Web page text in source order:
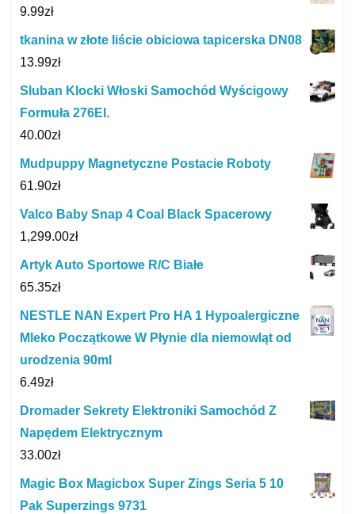
9.99zł
tkanina w złote liście obiciowa tapicerska DN08
13.99zł
Sluban Klocki Włoski Samochód Wyścigowy
Formuła 276El.
40.00zł
Mudpuppy Magnetyczne Postacie Roboty
61.90zł
Valco Baby Snap 4 Coal Black Spacerowy
1,299.00zł
Artyk Auto Sportowe R/C Białe
65.35zł
NESTLE NAN Expert Pro HA 1 Hypoalergiczne
Mleko Początkowe W Płynie dla niemowląt od
urodzenia 90ml
6.49zł
Dromader Sekrety Elektroniki Samochód Z
Napędem Elektrycznym
33.00zł
Magic Box Magicbox Super Zings Seria 5 10
Pak Superzings 9731